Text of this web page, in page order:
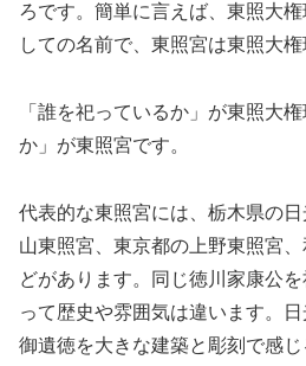
ろです。簡単に言えば、東照大
しての名前で、東照宮は東照大権
「誰を祀っているか」が東照大
か」が東照宮です。
代表的な東照宮には、栃木県の
山東照宮、東京都の上野東照宮
どがあります。同じ徳川家康公
って歴史や雰囲気は違います。
御遺徳を大きな建築と彫刻で感